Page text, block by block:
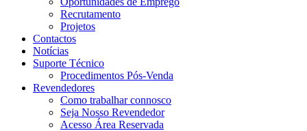
Recrutamento
Projetos
Contactos
Notícias
Suporte Técnico
Procedimentos Pós-Venda
Revendedores
Como trabalhar connosco
Seja Nosso Revendedor
Acesso Área Reservada